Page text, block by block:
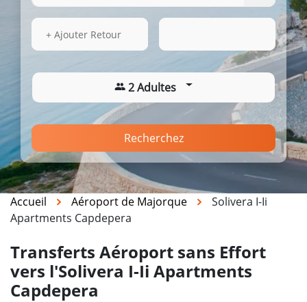
17 Août 2026
+ Ajouter Retour
2 Adultes
Recherchez
Accueil Aéroport de Majorque
Solivera I-Ii
Apartments Capdepera
Transferts Aéroport sans Effort
vers l'Solivera I-Ii Apartments
Capdepera